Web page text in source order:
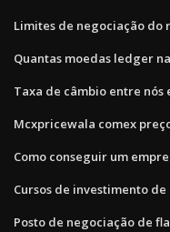
Limites de negociação do
Quantas moedas ledger
Taxa de câmbio entre nós
Mcxpricewala comex
Como conseguir um
Cursos de investimento
Posto de negociação de